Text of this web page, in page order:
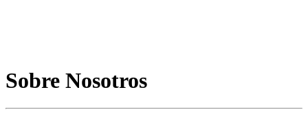
Sobre Nosotros